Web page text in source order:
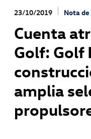
23/10/2019 Nota
Cuenta
Golf: Golf
amplia